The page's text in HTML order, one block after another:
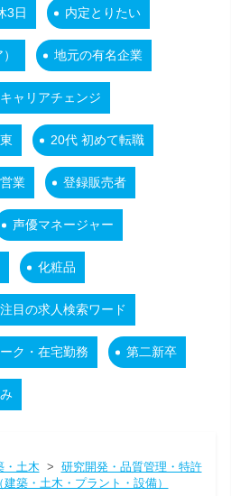
3日 内定とりたい
地元の有名企業
キャリアチェンジ
20代 初めて転職
業 登録販売者
声優マネージャー
化粧品
注目の求人検索ワード
ク・在宅勤務 第二新卒
・土木 > 研究開発・品質管理・特許
築・土木・プラント・設備）